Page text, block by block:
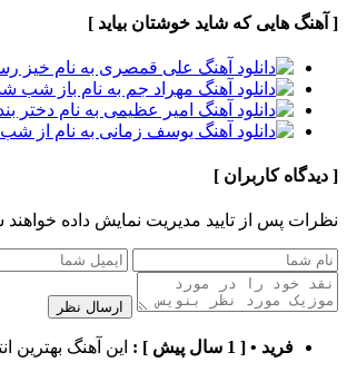
[ آهنگ هایی که شاید خوشتان بیاید ]
[ دیدگاه کاربران ]
نظرات پس از تایید مدیریت نمایش داده خواهند
ارسال نظر
فرید • [ 1 سال پیش ] : این آهنگ بهترین